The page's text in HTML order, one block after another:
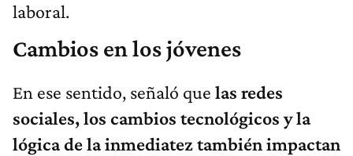
laboral.
Cambios en los jóvenes
En ese sentido, señaló que las redes
sociales, los cambios tecnológicos y la
lógica de la inmediatez también impactan